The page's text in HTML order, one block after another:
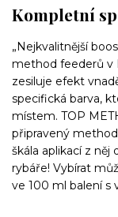
Kompletní
„Nejkvalitnější
method feederů v
zesiluje efekt
specifická barva,
místem. TOP
připravený
škála aplikací z něj
rybáře! Vybírat
ve 100 ml balení s